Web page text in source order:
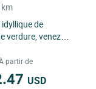
de
verdure, venez
Situé à Munster...
partir de
USD